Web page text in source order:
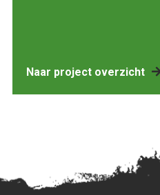
Naar project overzicht